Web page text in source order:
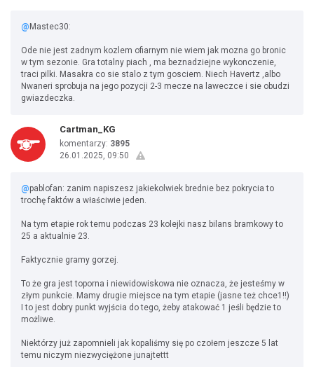
@ Mastec30:
Ode nie jest zadnym kozlem ofiarnym nie wiem jak mozna go bronic
w tym sezonie. Gra totalny piach , ma beznadziejne wykonczenie,
traci pilki. Masakra co sie stalo z tym gosciem. Niech Havertz ,albo
Nwaneri sprobuja na jego pozycji 2-3 mecze na laweczce i sie obudzi
gwiazdeczka.
Cartman_KG
komentarzy: 3895
26.01.2025, 09:50
@pablofan: zanim napiszesz jakiekolwiek brednie bez pokrycia to
trochę faktów a właściwie jeden.
Na tym etapie rok temu podczas 23 kolejki nasz bilans bramkowy to
25 a aktualnie 23.
Faktycznie gramy gorzej.
To że gra jest toporna i niewidowiskowa nie oznacza, że jesteśmy w
złym punkcie. Mamy drugie miejsce na tym etapie (jasne też chce1!!)
I to jest dobry punkt wyjścia do tego, żeby atakować 1 jeśli będzie to
możliwe.
Niektórzy już zapomnieli jak kopaliśmy się po czołem jeszcze 5 lat
temu niczym niezwyciężone junajtettt